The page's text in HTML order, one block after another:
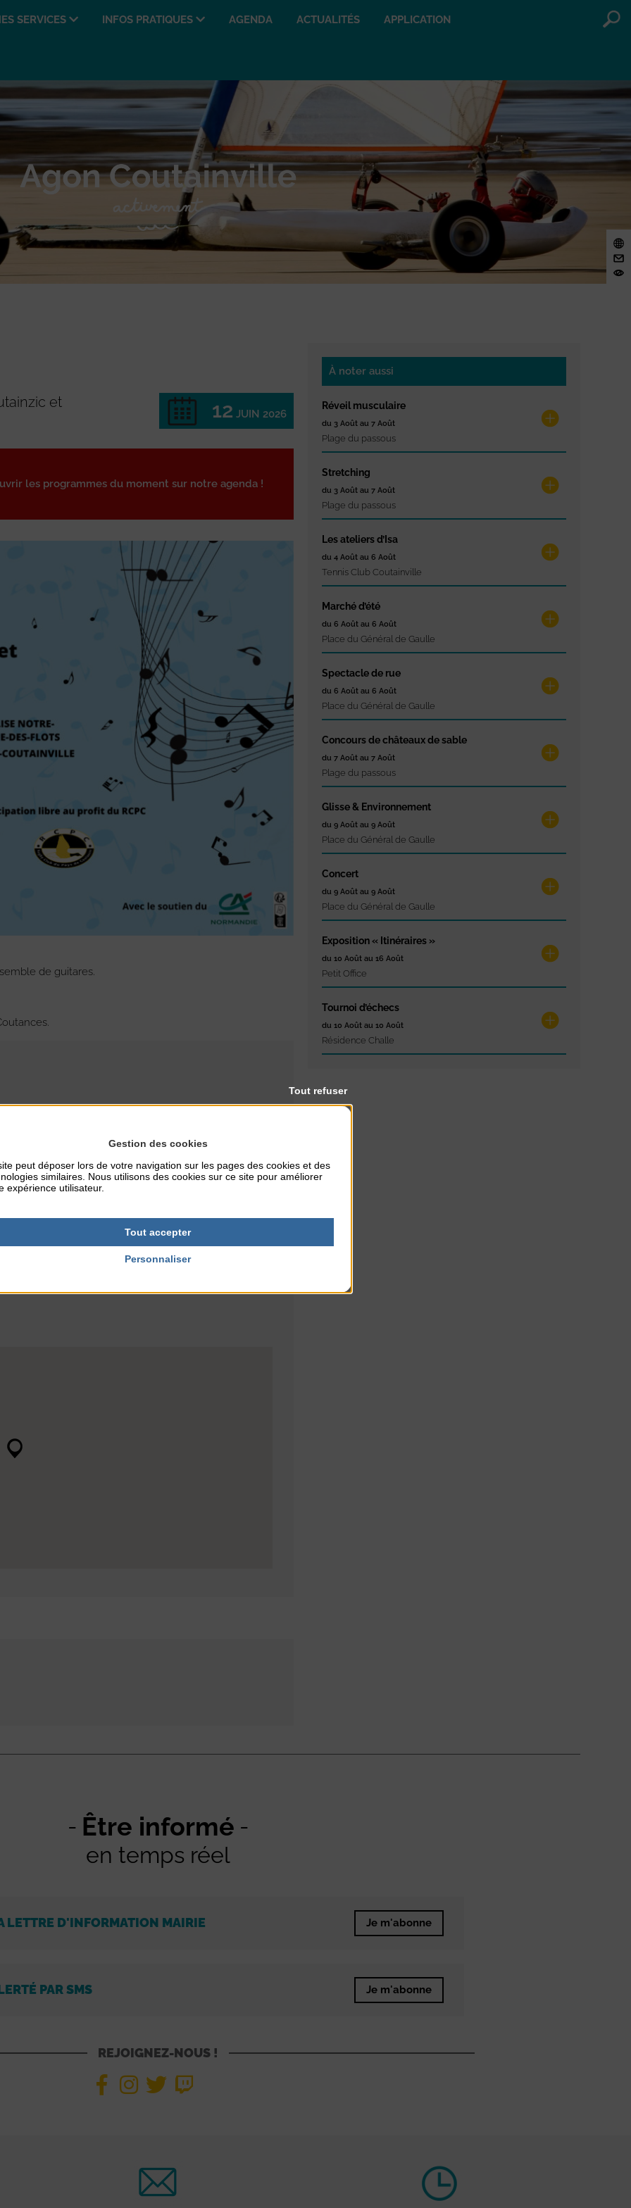
SERVICES INFOS PRATIQUES AGENDA ACTUALITÉS APPLICATION
et 12 JUIN 2026
les programmes du moment sur notre agenda !
de guitares.
TARIFS
À noter aussi
Réveil musculaire
du 3 Août au 7 Août
Plage du passous
Stretching
du 3 Août au 7 Août
Plage du passous
Les ateliers d’Isa
du 4 Août au 6 Août
Tennis Club Coutainville
Marché d’été
du 6 Août au 6 Août
Place du Général de Gaulle
Spectacle de rue
du 6 Août au 6 Août
Place du Général de Gaulle
Concours de châteaux de sable
du 7 Août au 7 Août
Plage du passous
Glisse & Environnement
du 9 Août au 9 Août
Place du Général de Gaulle
Concert
du 9 Août au 9 Août
Place du Général de Gaulle
Exposition « Itinéraires »
du 10 Août au 16 Août
Petit Office
Tournoi d’échecs
du 10 Août au 10 Août
Résidence Challe
Être informé
en temps réel
LETTRE D'INFORMATION MAIRIE Je m'abonne
PAR SMS Je m'abonne
REJOIGNEZ-NOUS !
Gestion des cookies
peut déposer lors de votre navigation sur les pages des cookies et des
similaires. Nous utilisons des cookies sur ce site pour améliorer
expérience utilisateur.
Tout accepter
Tout refuser
Personnaliser